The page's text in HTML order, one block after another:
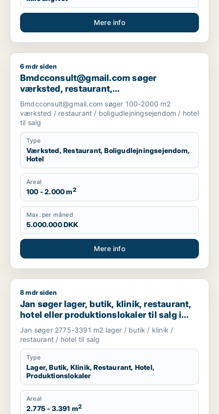
Mere info
Bmdcconsult@gmail.com søger værksted, restaurant,
6 mdr siden
Bmdcconsult@gmail.com søger
værksted, restaurant,
boligudlejningsejendom eller hotel til salg
i Storkøbenhavn
Bmdcconsult@gmail.com søger 100-2000 m2
værksted / restaurant / boligudlejningsejendom / hotel
til salg
Type
Værksted, Restaurant, Boligudlejningsejendom,
Hotel
Areal
100 - 2.000 m2
Max. per måned
5.000.000 DKK
Mere info
Jan søger lager, butik, klinik, restaurant, hotel eller
8 mdr siden
Jan søger lager, butik, klinik, restaurant,
hotel eller produktionslokaler til salg i
Høje Taastrup, Ishøj eller Greve m.fl.
Jan søger 2775-3391 m2 lager / butik / klinik /
restaurant / hotel til salg
Type
Lager, Butik, Klinik, Restaurant, Hotel,
Produktionslokaler
Areal
2.775 - 3.391 m2